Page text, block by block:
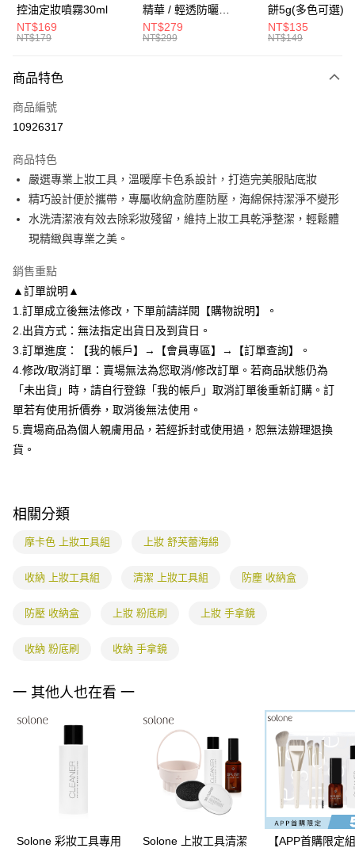
Google Pay
全盈+PAY
大哥付你分期
【大哥付你分期使用說明】
1.本服務由台灣大哥大提供，台灣大哥大用戶可立即使用無須另外申請。
流程，驗證手機門號後，選擇欲分期的期數、繳款截止日，確認付款後即完
成交易。
3.實際核准額度、可分期數及費用金額請依後續交易確認頁面所載為準。
4.訂單成立30分鐘內，如未前往確認交易或遇審核未通過，訂單將自動取
消。如遇「轉專審核」未通過狀況，表示未達大哥付你分期系統評分，恕無
法說明評估內容。
【繳款方式說明】
醒簡訊。
帳／街口支付／iPASS MONEY」等通路繳費。
【注意事項】
1.本服務係由「台灣大哥大股份有限公司」（以下簡稱本公司）所提供，讓
用戶於交易時，得透過本服務購買商品或服務，並由商店將買賣／分期付款
買賣價金債權讓與本公司後，依約使用本公司帳單繳交帳款。
資料（包含姓名、電話或地址）提供予台灣大哥大進項蒐集、處理及利用，
由本公司與您本人進行分期帳單所需資料之確認、核對及更正。
3.完整用戶服務條款，請詳閱以下連結：https://oppay.tw/userRule
AFTEE先享後付
【關於「AFTEE先享後付」】
AFTEE先享後付是「在收到商品之後才付款」的支付方式。 讓您購物簡單
便利好安心！
１．簡單：不需註冊會員、不需綁卡、不需儲值。
２．便利：只要手機號碼，簡訊認證，即可結帳。
３．安心：先確認商品／服務後，再付款。
１．於結帳方式選擇「AFTEE先享後付」後，將跳轉至「AFTEE先享後付」
結帳頁面，進行簡訊認證並確認金額後，即可完成結帳。
３．收到繳費通知簡訊後14天內，點擊此簡訊中的連結，可透過四大超商／
ATM／網路銀行／等多元方式進行付款，方視為交易完成。
※ 請注意：結帳手續完成當下不需立刻繳費，但若您需要取消訂單，請聯絡
購買商品的店家。未經商家同意取消之訂單仍視為有效，需透過AFTEE先享
後付繳納相關費用。
※ 交易是否成功請以「AFTEE先享後付 」之結帳頁面顯示為準，若有關於
是否繳費成功／繳費後需取消欲退款等相關疑問，請聯繫「AFTEE先享後付
客戶支援中心」https://netprotections.freshdesk.com/support/home
【注意事項】
https://aftee.tw/terms/#terms3
「AFTEE先享後付」，若未經同意申辦者引起之損失，本公司不負相關責
４．使用「AFTEE先享後付」時，將依據個別帳號之用戶狀況，依本公司即
５．嚴禁一人註冊多個帳號或使用他人資訊註冊。若發現惡意使用之情形，
ATM付款
全家付款取貨
付款後全家取貨
每筆NT$80，滿NT$699(含以上)免運費
7-11付款取貨
每筆NT$80，滿NT$699(含以上)免運費
付款後7-11取貨
每筆NT$80，滿NT$699(含以上)免運費
宅配
控油定妝噴霧30ml
NT$169
NT$179
精華 / 輕透防曬
SPF40★★★★(30ml)
NT$279
NT$299
餅5g(多色可選)
NT$135
NT$149
商品特色
商品編號
10926317
商品特色
嚴選專業上妝工具，溫暖摩卡色系設計，打造完美服貼底妝
精巧設計便於攜帶，專屬收納盒防塵防壓，海綿保持潔淨不變形
水洗清潔液有效去除彩妝殘留，維持上妝工具乾淨整潔，輕鬆體
現精緻與專業之美。
銷售重點
▲訂單說明▲
1.訂單成立後無法修改，下單前請詳閱【購物說明】。
2.出貨方式：無法指定出貨日及到貨日。
3.訂單進度：【我的帳戶】→【會員專區】→【訂單查詢】。
4.修改/取消訂單：賣場無法為您取消/修改訂單。若商品狀態仍為
「未出貨」時，請自行登錄「我的帳戶」取消訂單後重新訂購。訂
單若有使用折價券，取消後無法使用。
5.賣場商品為個人親膚用品，若經拆封或使用過，恕無法辦理退換
貨。
相關分類
摩卡色 上妝工具組 上妝 舒芙蕾海綿
收納 上妝工具組 清潔 上妝工具組 防塵 收納盒
防壓 收納盒 上妝 粉底刷 上妝 手拿鏡
收納 粉底刷 收納 手拿鏡
一 其他人也在看 一
Solone 彩妝工具專用
Solone 上妝工具清潔
【APP首購限定